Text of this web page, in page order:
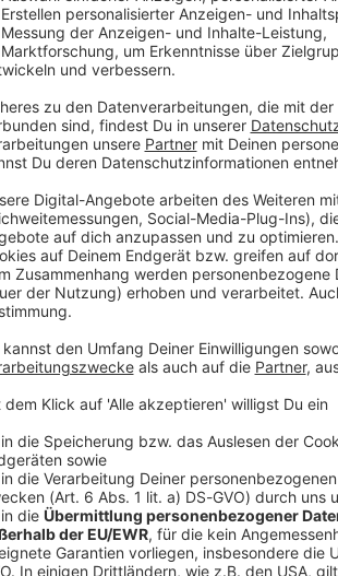
ist ein deutscher Urlauber tödlich
Höhenweg in der Nähe des 2243
etwa 300 Meter in die Tiefe, wie die
Hubschrauber zur Hilfe gerufene
Herkunft machten die
auf dem Pfunderer Höhenweg
Region nahe Sterzing. Die beiden
Alm übernachten. Von dort aus
Der Tote wurde mit einem
war zunächst unklar. Die Polizei nahm -
Auf dem Höhenweg kam es in den